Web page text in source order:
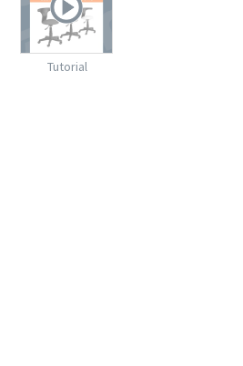
Tutorial